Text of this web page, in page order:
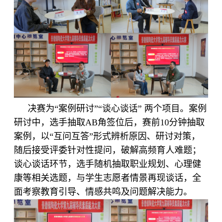
决赛为“案例研讨”“谈心谈话” 两个项目。案例
研讨中，选手抽取AB角签位后，赛前10分钟抽取
案例，以“互问互答”形式辨析原因、研讨对策，
随后接受评委针对性提问，破解高频育人难题；
谈心谈话环节，选手随机抽取职业规划、心理健
康等相关选题，与学生志愿者情景再现谈话，全
面考察教育引导、情感共鸣及问题解决能力。